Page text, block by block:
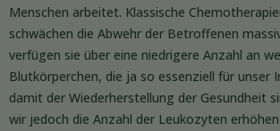
Menschen arbeitet. Klassische
schwächen die Abwehr der Betroffenen
verfügen sie über eine niedrigere Anzahl an
Blutkörperchen, die ja so essenziell für unser
damit der Wiederherstellung der Gesundheit
wir jedoch die Anzahl der Leukozyten